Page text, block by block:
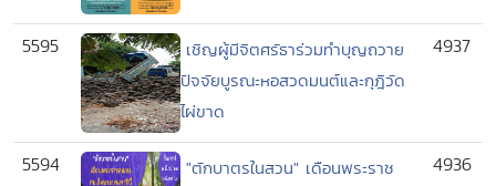
5595
เชิญผู้มีจิตศรัธาร่วมทำบุญถวาย
ปัจจัยบูรณะหอสวดมนต์และกุฎิวัด
ไผ่ขาด
4937
5594
"ตักบาตรในสวน" เดือนพระราช
4936